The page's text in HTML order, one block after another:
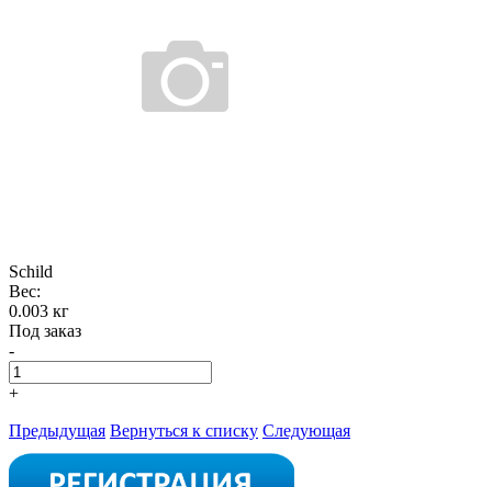
Schild
Вес:
0.003 кг
Под заказ
-
+
Предыдущая Вернуться к списку Следующая